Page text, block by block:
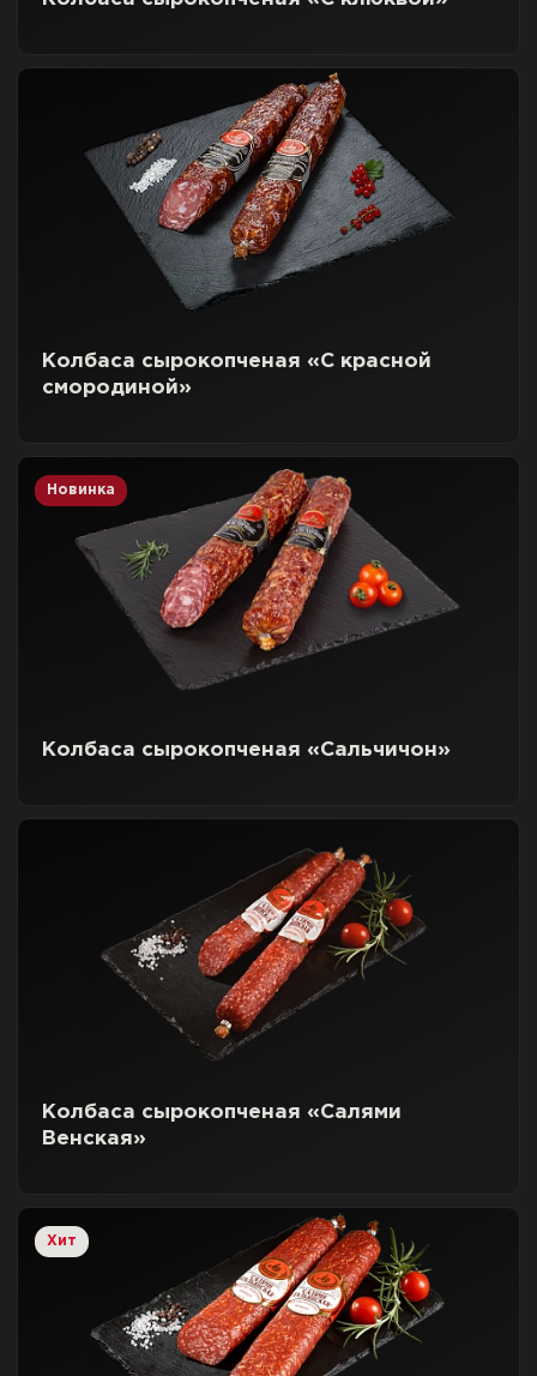
Колбаса сырокопченая «С красной
смородиной»
Новинка
Колбаса сырокопченая «Сальчичон»
Колбаса сырокопченая «Салями
Венская»
Хит